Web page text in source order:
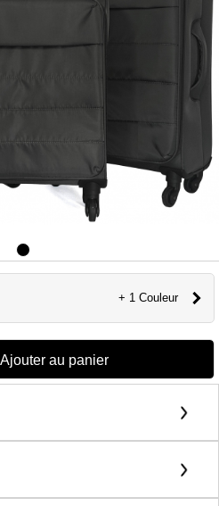
+ 1 Couleur
Ajouter au panier